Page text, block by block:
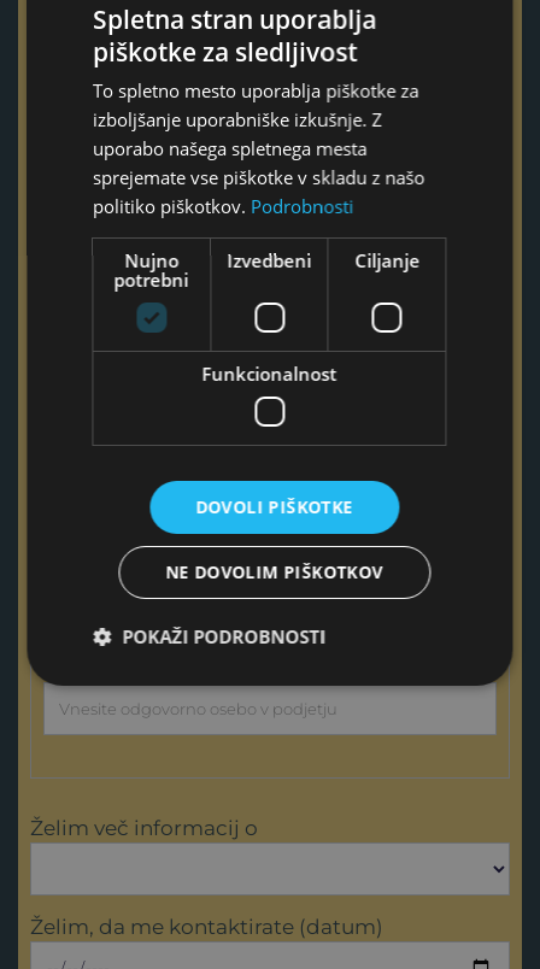
Priimek
Telefon
Ta polja izpolnite samo v primeru, če imate vprašanje ali
povprašujete za podjetje
Naziv podjetja
Želim več informacij o
Želim, da me kontaktirate (datum)
Spletna stran uporablja
piškotke za sledljivost
To spletno mesto uporablja piškotke za
izboljšanje uporabniške izkušnje. Z
uporabo našega spletnega mesta
sprejemate vse piškotke v skladu z našo
politiko piškotkov. Podrobnosti
Nujno
potrebni
Izvedbeni Ciljanje
Funkcionalnost
DOVOLI PIŠKOTKE
NE DOVOLIM PIŠKOTKOV
POKAŽI PODROBNOSTI